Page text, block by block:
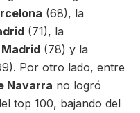
(68), la
(71), la
(78) y la
Por otro lado, entre
Navarra no logró
top 100, bajando del